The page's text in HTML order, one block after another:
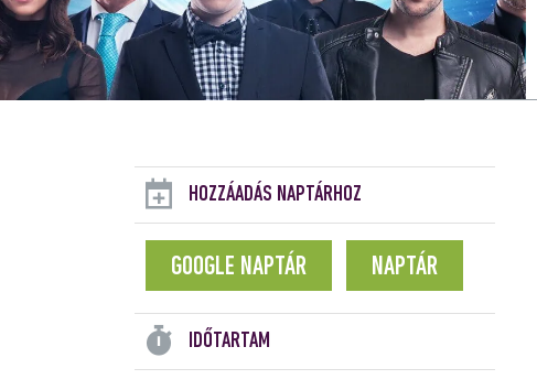
HOZZÁADÁS NAPTÁRHOZ
GOOGLE NAPTÁR NAPTÁR
IDŐTARTAM